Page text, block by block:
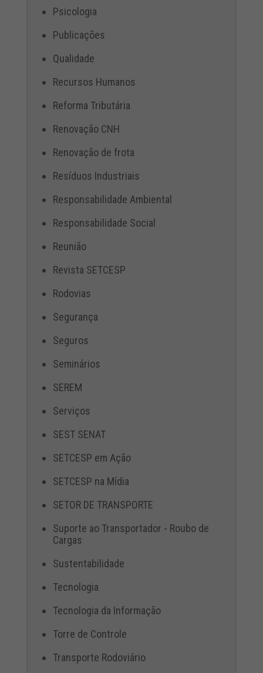
Psicologia
Publicações
Qualidade
Recursos Humanos
Reforma Tributária
Renovação CNH
Renovação de frota
Resíduos Industriais
Responsabilidade Ambiental
Responsabilidade Social
Reunião
Revista SETCESP
Rodovias
Segurança
Seguros
Seminários
SEREM
Serviços
SEST SENAT
SETCESP em Ação
SETCESP na Mídia
SETOR DE TRANSPORTE
Suporte ao Transportador - Roubo de
Cargas
Sustentabilidade
Tecnologia
Tecnologia da Informação
Torre de Controle
Transporte Rodoviário